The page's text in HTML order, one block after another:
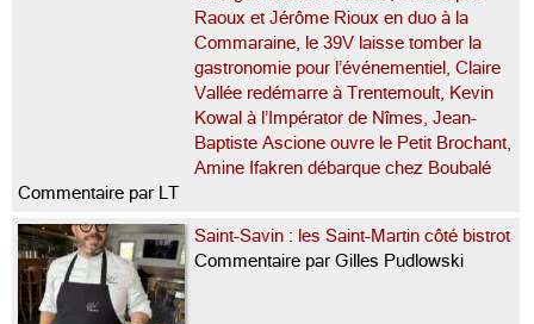
Raoux et Jérôme Rioux en duo à la
Commaraine, le 39V laisse tomber la
gastronomie pour l’événementiel, Claire
Vallée redémarre à Trentemoult, Kevin
Kowal à l’Impérator de Nîmes, Jean-
Baptiste Ascione ouvre le Petit Brochant,
Amine Ifakren débarque chez Boubalé
Commentaire par LT
Saint-Savin : les Saint-Martin côté bistrot
Commentaire par Gilles Pudlowski